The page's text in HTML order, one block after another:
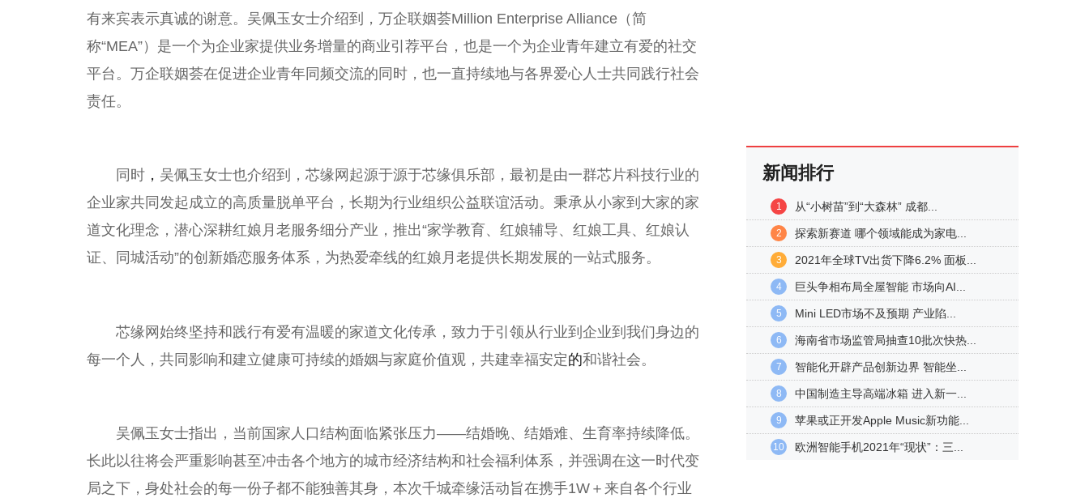
有来宾表示真诚的谢意。吴佩玉女士介绍到，万企联姻荟Million Enterprise Alliance（简
称“MEA”）是一个为企业家提供业务增量的商业引荐平台 ，也是一个为企业青年建立有爱的社交
平台 。万企联姻荟在促进企业青年同频交流的同时，也一直持续地与各界爱心人士共同践行社会
责任。
同时 ， 吴佩玉女士也介绍到，芯缘网起源于源于芯缘俱乐部，最初是由一群芯片科技行业的
企业家共同发起成立的高质量脱单平台 ，长期为行业组织公益联谊活动。秉承从小家到大家的家
道文化理念，潜心深耕红娘月老服务细分产业，推出“家学教育、红娘辅导、红娘工具、红娘认
证、同城活动”的创新婚恋服务体系，为热爱牵线的红娘月老提供长期发展的一站式服务。
芯缘网始终坚持和践行有爱有温暖的家道文化传承，致力于引领从行业到企业到我们身边的
每一个人，共同影响和建立健康可持续的婚姻与家庭价值观，共建幸福安定的和谐社会。
吴佩玉女士指出，当前 国家 人口结构面临紧张压力——结婚晚、结婚难、 生育率持续降低。
长此以往将会严重影响甚至冲击各个地方的城市经济结构和社会福利体系，并强调在这一时代变
局之下，身处社会的每一份子都不能独善其身，本次千城牵缘活动旨在携手1W＋来自各个行业
新闻排行
1 从“小树苗”到“大森林” 成都...
2 探索新赛道 哪个领域能成为家电...
3 2021年全球TV出货下降6.2% 面板...
4 巨头争相布局全屋智能 市场向AI...
5 Mini LED市场不及预期 产业陷...
6 海南省市场监管局抽查10批次快热...
7 智能化开辟产品创新边界 智能坐...
8 中国制造主导高端冰箱 进入新一...
9 苹果或正开发Apple Music新功能...
10 欧洲智能手机2021年“现状”：三...